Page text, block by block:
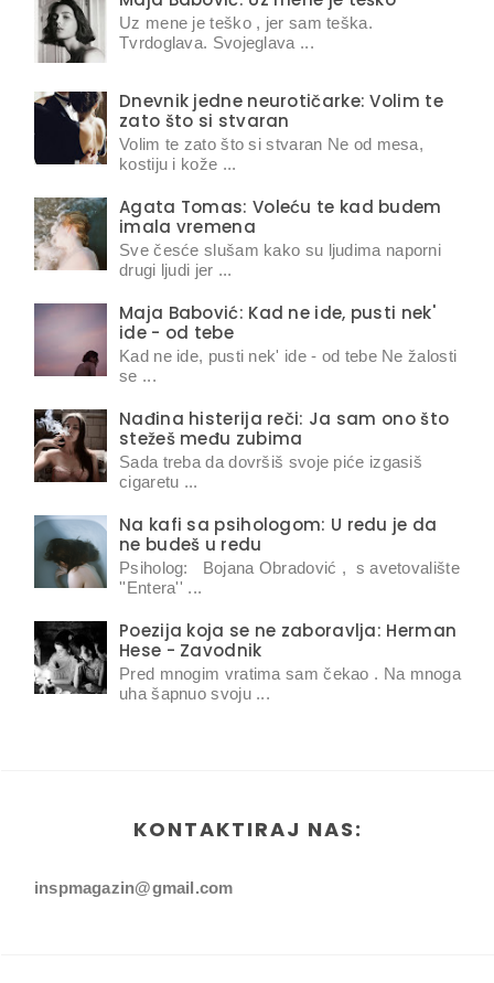
Uz mene je teško , jer sam teška.
Tvrdoglava. Svojeglava ...
Dnevnik jedne neurotičarke: Volim te
zato što si stvaran
Volim te zato što si stvaran Ne od mesa,
kostiju i kože ...
Agata Tomas: Voleću te kad budem
imala vremena
Sve česće slušam kako su ljudima naporni
drugi ljudi jer ...
Maja Babović: Kad ne ide, pusti nek'
ide - od tebe
Kad ne ide, pusti nek' ide - od tebe Ne žalosti
se ...
Nađina histerija reči: Ja sam ono što
stežeš među zubima
Sada treba da dovršiš svoje piće izgasiš
cigaretu ...
Na kafi sa psihologom: U redu je da
ne budeš u redu
Psiholog: Bojana Obradović , s avetovalište
''Entera'' ...
Poezija koja se ne zaboravlja: Herman
Hese - Zavodnik
Pred mnogim vratima sam čekao . Na mnoga
uha šapnuo svoju ...
KONTAKTIRAJ NAS:
inspmagazin@gmail.com